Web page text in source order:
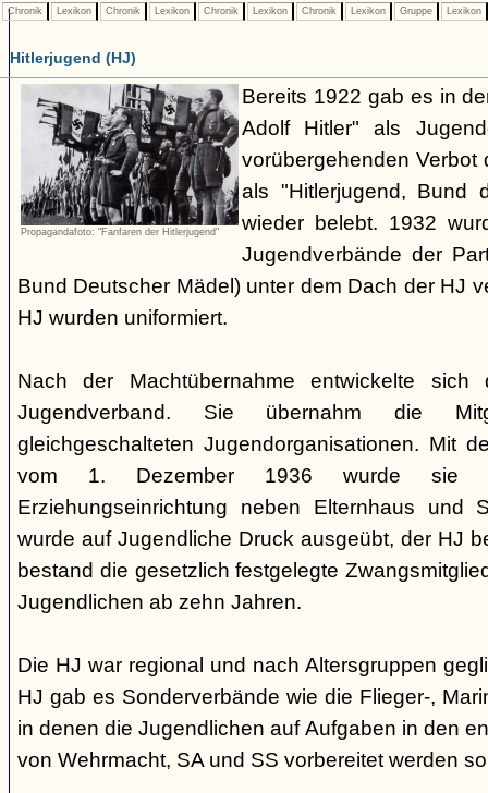
Chronik Lexikon Chronik Lexikon Chronik Lexikon Chronik Lexikon Gruppe Lexikon
Hitlerjugend (HJ)
Propagandafoto: "Fanfaren der Hitlerjugend"
Bereits 1922 gab es in
Adolf Hitler" als
vorübergehenden Verbot
als "Hitlerjugend, Bund
wieder belebt. 1932
Jugendverbände der
Bund Deutscher Mädel) unter dem Dach der HJ
HJ wurden uniformiert.
Nach der Machtübernahme entwickelte
Jugendverband. Sie übernahm die
gleichgeschalteten Jugendorganisationen. Mit
vom 1. Dezember 1936 wurde sie
Erziehungseinrichtung neben Elternhaus und
wurde auf Jugendliche Druck ausgeübt, der HJ
bestand die gesetzlich festgelegte
Jugendlichen ab zehn Jahren.
Die HJ war regional und nach Altersgruppen
HJ gab es Sonderverbände wie die Flieger-,
in denen die Jugendlichen auf Aufgaben in den
von Wehrmacht, SA und SS vorbereitet werden